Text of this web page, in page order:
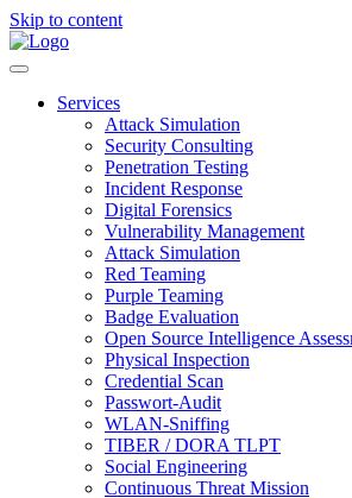
Skip to content
Services
Attack Simulation
Security Consulting
Penetration Testing
Incident Response
Digital Forensics
Vulnerability Management
Attack Simulation
Red Teaming
Purple Teaming
Badge Evaluation
Open Source Intelligence
Physical Inspection
Credential Scan
Passwort-Audit
WLAN-Sniffing
TIBER / DORA TLPT
Social Engineering
Continuous Threat Mission